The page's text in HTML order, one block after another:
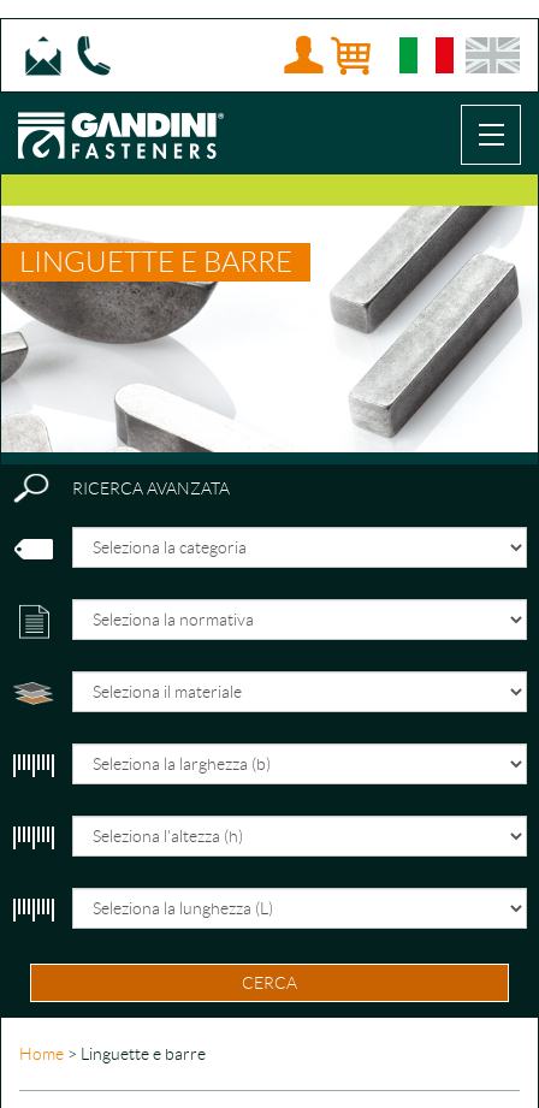
LINGUETTE E BARRE
RICERCA AVANZATA
CERCA
Home > Linguette e barre